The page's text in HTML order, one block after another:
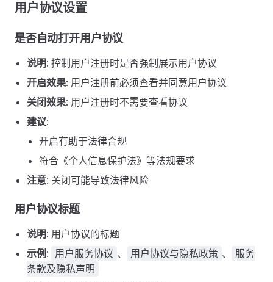
用户协议设置
是否自动打开用户协议
说明: 控制用户注册时是否强制展示用户协议
开启效果: 用户注册前必须查看并同意用户协议
关闭效果: 用户注册时不需要查看协议
建议:
开启有助于法律合规
符合《个人信息保护法》等法规要求
注意: 关闭可能导致法律风险
用户协议标题
说明: 用户协议的标题
示例 : 用户服务协议 、 用户协议与隐私政策 、
服务
条款及隐私声明